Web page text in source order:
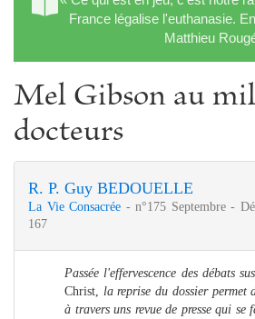
France légalise l'euthanasie.
Matthieu
Mel Gibson au
docteurs
R. P. Guy BEDOUELLE
La Vie Consacrée - n°175 Septembre -
167
Passée l'effervescence des débats
Christ,
la reprise du dossier permet
à travers uns revue de presse qui se